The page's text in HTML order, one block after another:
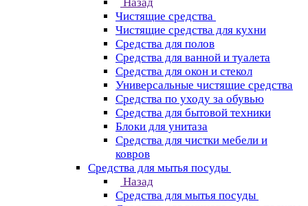
Чистящие средства
Чистящие средства для кухни
Средства для полов
Средства для ванной и туалета
Средства для окон и стекол
Универсальные чистящие средства
Средства по уходу за обувью
Средства для бытовой техники
Блоки для унитаза
Средства для чистки мебели и
ковров
Средства для мытья посуды
Назад
Средства для мытья посуды